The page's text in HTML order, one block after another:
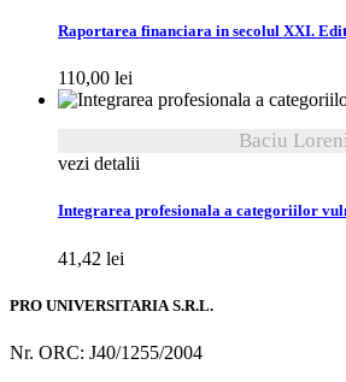
Raportarea financiara in secolul XXI.
110,00 lei
Baciu
vezi detalii
Integrarea profesionala a categoriilor
41,42 lei
PRO UNIVERSITARIA S.R.L.
Nr. ORC: J40/1255/2004